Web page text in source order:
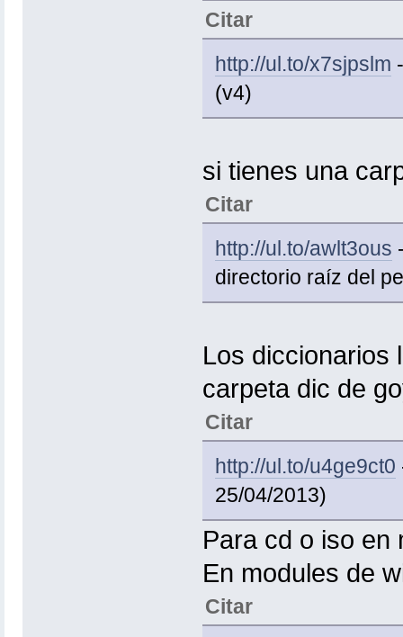
Citar
http://ul.to/x7sjpslm
(v4)
si tienes una
Citar
http://ul.to/awlt3ous
directorio raíz del
Los diccionarios
carpeta dic de
Citar
http://ul.to/u4ge9ct0
25/04/2013)
Para cd o iso en
En modules de
Citar